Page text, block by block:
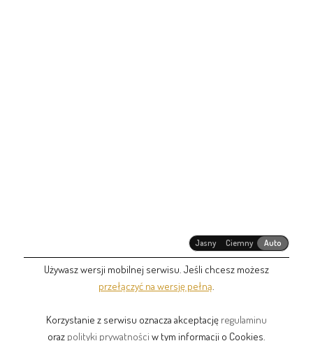
Jasny Ciemny Auto
Używasz wersji mobilnej serwisu. Jeśli chcesz możesz
przełączyć na wersję pełną
Korzystanie z serwisu oznacza akceptację regulaminu
oraz polityki prywatności w tym informacji o Cookies.